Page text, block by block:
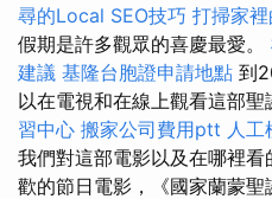
尋的Local SEO技巧 打掃家
假期是許多觀眾的喜慶最愛。
建議 基隆台胞證申請地點 到
以在電視和在線上觀看這部聖
習中心 搬家公司費用ptt 人工
我們對這部電影以及在哪裡
歡的節日電影，《國家蘭蒙